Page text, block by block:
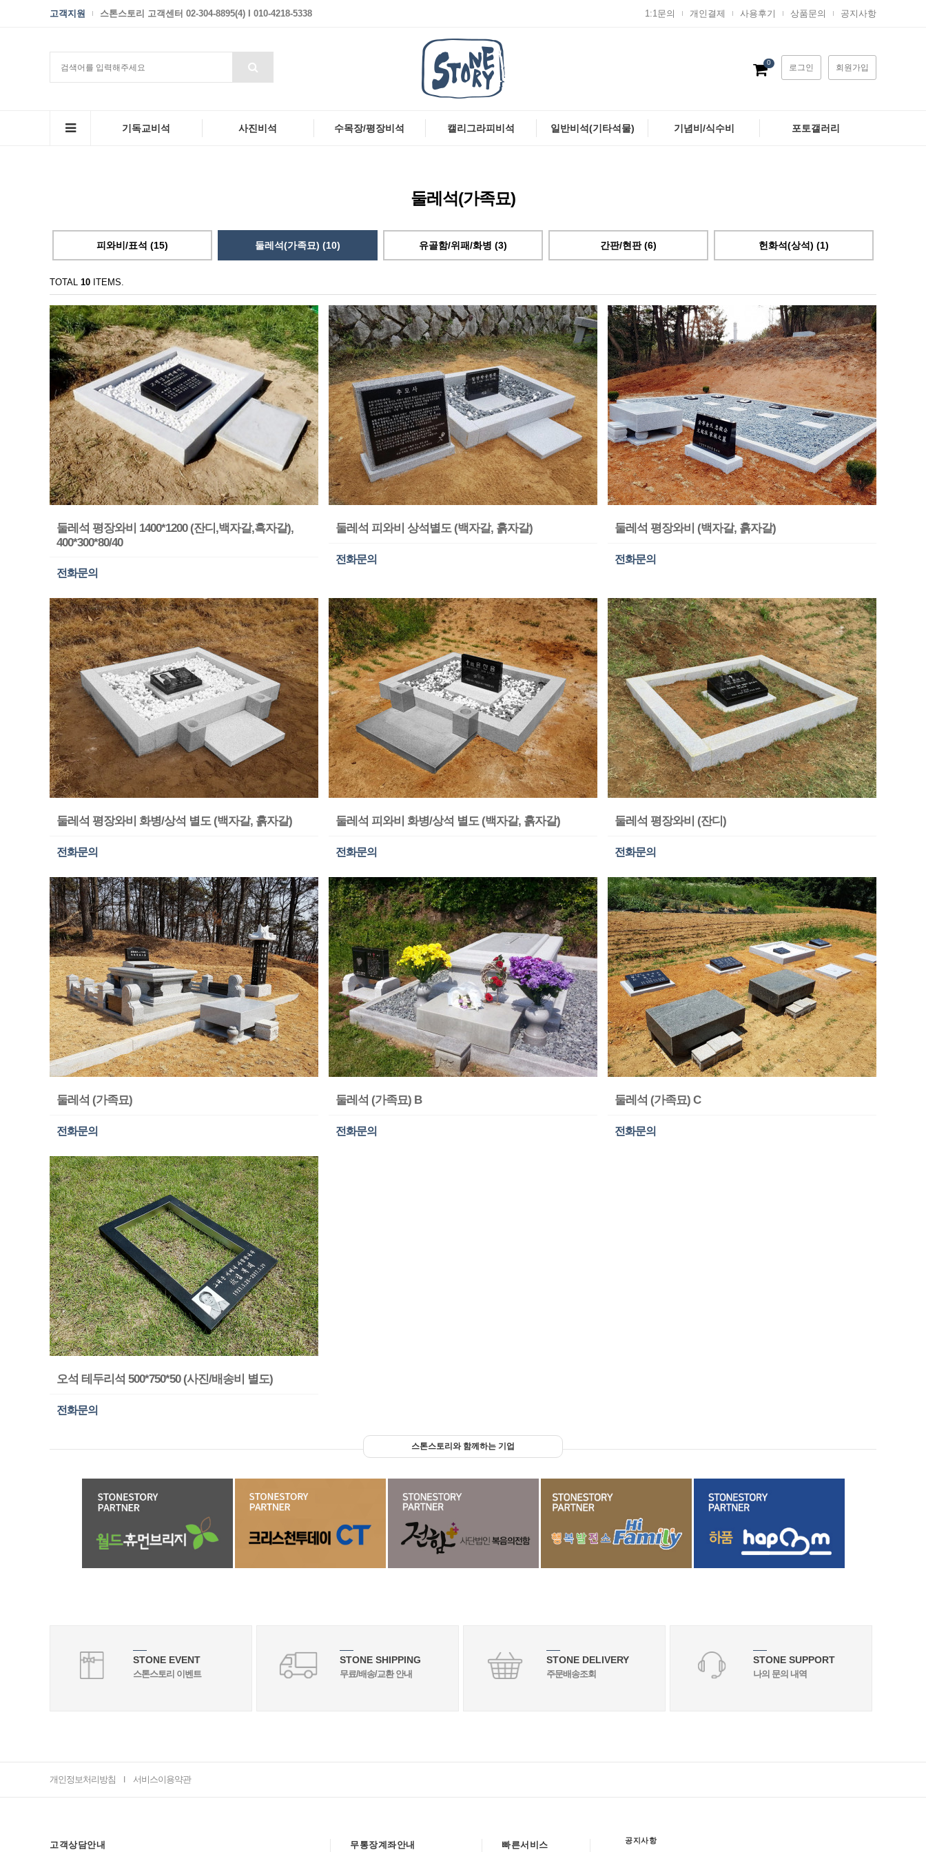
고객지원 스톤스토리 고객센터 02-304-8895(4) I 010-4218-5338 1:1문의 개인결제 사용후기 상품문의 공지사항
0
로그인 회원가입
기독교비석 사진비석 수목장/평장비석 캘리그라피비석 일반비석(기타석물) 기념비/식수비 포토갤러리
둘레석(가족묘)
피와비/표석 (15) 둘레석(가족묘) (10) 유골함/위패/화병 (3) 간판/현판 (6) 헌화석(상석) (1)
TOTAL 10 ITEMS.
둘레석 평장와비 1400*1200 (잔디,백자갈,흑자갈),
400*300*80/40
전화문의
둘레석 피와비 상석별도 (백자갈, 흙자갈)
전화문의
둘레석 평장와비 (백자갈, 흙자갈)
전화문의
둘레석 평장와비 화병/상석 별도 (백자갈, 흙자갈)
전화문의
둘레석 피와비 화병/상석 별도 (백자갈, 흙자갈)
전화문의
둘레석 평장와비 (잔디)
전화문의
둘레석 (가족묘)
전화문의
둘레석 (가족묘) B
전화문의
둘레석 (가족묘) C
전화문의
오석 테두리석 500*750*50 (사진/배송비 별도)
전화문의
스톤스토리와 함께하는 기업
STONE EVENT
스톤스토리 이벤트
STONE SHIPPING
무료/배송/교환 안내
STONE DELIVERY
주문배송조회
STONE SUPPORT
나의 문의 내역
개인정보처리방침 서비스이용약관
고객상담안내 무통장계좌안내 빠른서비스 공지사항